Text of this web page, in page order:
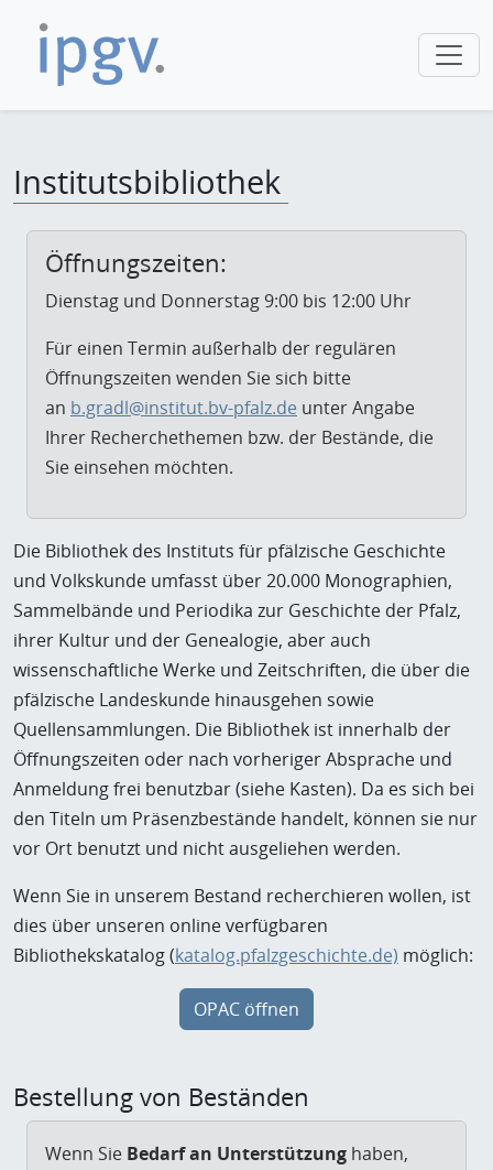
Institutsbibliothek
Öffnungszeiten:
Dienstag und Donnerstag 9:00 bis 12:00 Uhr
Für einen Termin außerhalb der regulären
Öffnungszeiten wenden Sie sich bitte
an b.gradl@institut.bv-pfalz.de unter Angabe
Ihrer Recherchethemen bzw. der Bestände, die
Sie einsehen möchten.
Die Bibliothek des Instituts für pfälzische Geschichte
und Volkskunde umfasst über 20.000 Monographien,
Sammelbände und Periodika zur Geschichte der Pfalz,
ihrer Kultur und der Genealogie, aber auch
wissenschaftliche Werke und Zeitschriften, die über die
pfälzische Landeskunde hinausgehen sowie
Quellensammlungen. Die Bibliothek ist innerhalb der
Öffnungszeiten oder nach vorheriger Absprache und
Anmeldung frei benutzbar (siehe Kasten). Da es sich bei
den Titeln um Präsenzbestände handelt, können sie nur
vor Ort benutzt und nicht ausgeliehen werden.
Wenn Sie in unserem Bestand recherchieren wollen, ist
dies über unseren online verfügbaren
Bibliothekskatalog (katalog.pfalzgeschichte.de) möglich:
OPAC öffnen
Bestellung von Beständen
Wenn Sie Bedarf an Unterstützung haben,